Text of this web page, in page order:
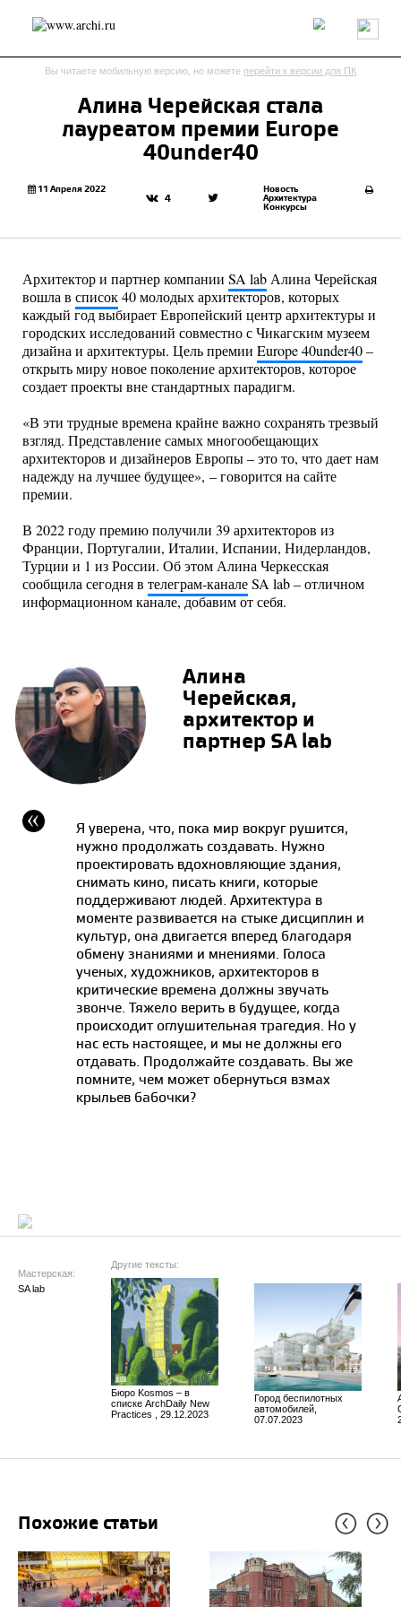
Россия Мир Технологии Интерьер Пресса
Архитекторы
send.project Анонсы конкурсов
Обзор
Объект
Результаты конкурса
Архитектура
Эко
Вы читаете мобильную версию, но можете перейти к версии для ПК
Алина Черейская стала
лауреатом премии Europe
40under40
11 Апреля 2022
4
Новость
Архитектура
Конкурсы
Архитектор и партнер компании SA labАлина Черейская
вошла в список40 молодых архитекторов, которых
каждый год выбирает Европейский центр архитектуры и
городских исследований совместно с Чикагским музеем
дизайна и архитектуры. Цель премии Europe 40under40–
открыть миру новое поколение архитекторов, которое
создает проекты вне стандартных парадигм.
«В эти трудные времена крайне важно сохранять трезвый
взгляд. Представление самых многообещающих
архитекторов и дизайнеров Европы – это то, что дает нам
надежду на лучшее будущее», – говорится на сайте
премии.
В 2022 году премию получили 39 архитекторов из
Франции, Португалии, Италии, Испании, Нидерландов,
Турции и 1 из России. Об этом Алина Черкесская
сообщила сегодня в телеграм-каналеSA lab – отличном
информационном канале, добавим от себя.
Алина
Черейская,
архитектор и
партнер SA lab
Я уверена, что, пока мир вокруг рушится,
нужно продолжать создавать. Нужно
проектировать вдохновляющие здания,
снимать кино, писать книги, которые
поддерживают людей. Архитектура в
моменте развивается на стыке дисциплин и
культур, она двигается вперед благодаря
обмену знаниями и мнениями. Голоса
ученых, художников, архитекторов в
критические времена должны звучать
звонче. Тяжело верить в будущее, когда
происходит оглушительная трагедия. Но у
нас есть настоящее, и мы не должны его
отдавать. Продолжайте создавать. Вы же
помните, чем может обернуться взмах
крыльев бабочки?
Мастерская:
SA lab
Другие тексты:
Бюро Kosmos – в
списке ArchDaily New
Practices , 29.12.2023
Город беспилотных
автомобилей,
07.07.2023
Похожие статьи